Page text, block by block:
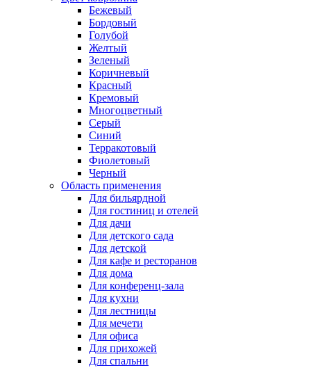
Бежевый
Бордовый
Голубой
Желтый
Зеленый
Коричневый
Красный
Кремовый
Многоцветный
Серый
Синий
Терракотовый
Фиолетовый
Черный
Область применения
Для бильярдной
Для гостиниц и отелей
Для дачи
Для детского сада
Для детской
Для кафе и ресторанов
Для дома
Для конференц-зала
Для кухни
Для лестницы
Для мечети
Для офиса
Для прихожей
Для спальни